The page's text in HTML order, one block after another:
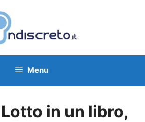
Menu
in un libro,